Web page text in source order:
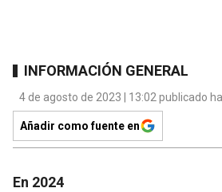
INFORMACIÓN GENERAL
4 de agosto de 2023 | 13:02 publicado
Añadir como fuente en
En 2024